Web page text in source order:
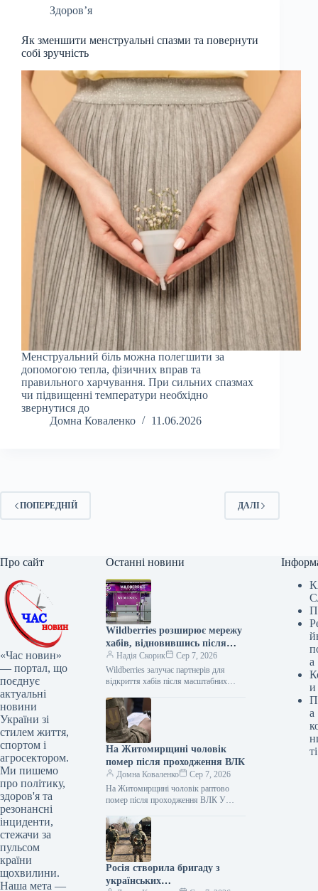
Здоров’я
Як зменшити менструальні спазми та повернути
собі зручність
Менструальний біль можна полегшити за
допомогою тепла, фізичних вправ та
правильного харчування. При сильних спазмах
чи підвищенні температури необхідно
звернутися до
Домна Коваленко
11.06.2026
ПОПЕРЕДНІЙ ДАЛІ
Про сайт
«Час новин»
— портал, що
поєднує
актуальні
новини
України зі
стилем життя,
спортом і
агросектором.
Ми пишемо
про політику,
здоров'я та
резонансні
інциденти,
стежачи за
пульсом
країни
щохвилини.
Наша мета —
Останні новини
Wildberries розширює мережу
хабів, відновившись після
атак на склади
Надія Скорик
Сер 7, 2026
Wildberries залучає партнерів для
відкриття хабів після масштабних
ритейлер Wildberries розпочав
тестування нової партнерської
програми з…
На Житомирщині чоловік
помер після проходження ВЛК
Домна Коваленко
Сер 7, 2026
На Житомирщині чоловік раптово
помер після проходження ВЛК У
територіального центру
комплектування та соціальної
підтримки помер…
Росія створила бригаду з
українських
а
и
а
ті